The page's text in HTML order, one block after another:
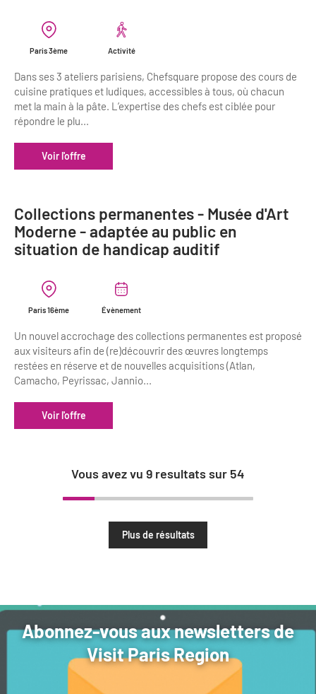
Paris 3ème Activité
Dans ses 3 ateliers parisiens, Chefsquare propose des cours de
cuisine pratiques et ludiques, accessibles à tous, où chacun
met la main à la pâte. L’expertise des chefs est ciblée pour
répondre le plu...
Voir l'offre
Collections permanentes - Musée d'Art
Moderne - adaptée au public en
situation de handicap auditif
Paris 16ème Évènement
Un nouvel accrochage des collections permanentes est proposé
aux visiteurs afin de (re)découvrir des œuvres longtemps
restées en réserve et de nouvelles acquisitions (Atlan,
Camacho, Peyrissac, Jannio...
Voir l'offre
Vous avez vu 9 resultats sur 54
Plus de résultats
Abonnez-vous aux newsletters de
Visit Paris Region